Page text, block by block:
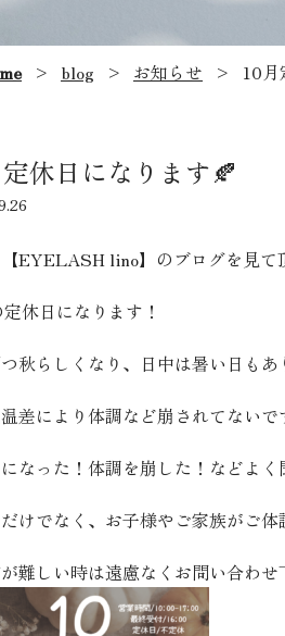
blog お知らせ 10月
休日になります🍂
EYELASH lino】のブログを見て
休日になります！
秋らしくなり、日中は暑い日も
差により体調など崩されてないで
なった！体調を崩した！などよく
けでなく、お子様やご家族がご
難しい時は遠慮なくお問い合わ